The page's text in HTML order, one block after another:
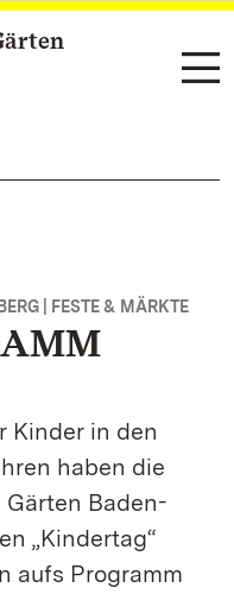
| FESTE & MÄRKTE
Kinder in den
haben die
Baden-
„Kindertag“
aufs Programm